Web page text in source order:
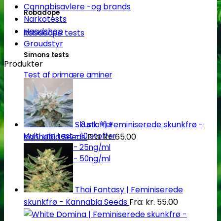
Robadope
Robadope tests
Simons tests
Test af primære aminer
URIN TESTS
Multi urin test - 3 stoffer
Multi urin test - 10 stoffer
THC urin test - 25ng/ml
THC urin test - 50ng/ml
Cannabisavlere -og brands
Narkotests
Headshop
Groudstyr
Produkter
Skunk +| Feminiserede skunkfrø -
Kannabia SeedsFra:kr.65.00
Thai Fantasy | Feminiserede
skunkfrø - Kannabia Seeds Fra: kr. 55.00